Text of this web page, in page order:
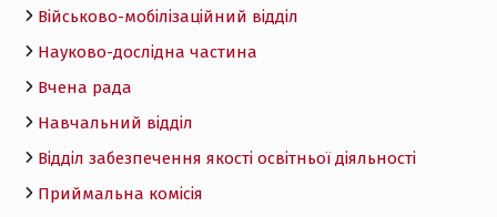
Військово-мобілізаційний відділ
Науково-дослідна частина
Вчена рада
Навчальний відділ
Відділ забезпечення якості освітньої діяльності
Приймальна комісія